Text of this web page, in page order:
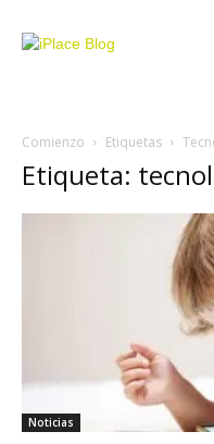
Comienzo Etiquetas
Etiqueta:
Noticias